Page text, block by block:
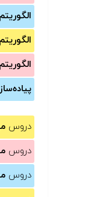
دروس
دروس
دروس